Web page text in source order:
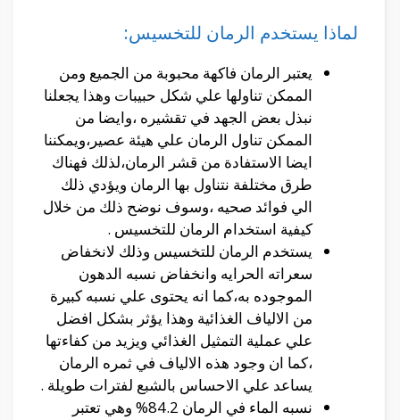
لماذا يستخدم الرمان للتخسيس:
يعتبر الرمان فاكهة محبوبة من الجميع ومن
الممكن تناولها علي شكل حبيبات وهذا يجعلنا
نبذل بعض الجهد في تقشيره ،وايضا من
الممكن تناول الرمان علي هيئة عصير،ويمكننا
ايضا الاستفادة من قشر الرمان،لذلك فهناك
طرق مختلفة نتناول بها الرمان ويؤدي ذلك
الي فوائد صحيه ،وسوف نوضح ذلك من خلال
كيفية استخدام الرمان للتخسيس .
يستخدم الرمان للتخسيس وذلك لانخفاض
سعراته الحرايه وانخفاض نسبه الدهون
الموجوده به،كما انه يحتوى علي نسبه كبيرة
من الالياف الغذائية وهذا يؤثر بشكل افضل
علي عملية التمثيل الغذائي ويزيد من كفاءتها
،كما ان وجود هذه الالياف في ثمره الرمان
يساعد علي الاحساس بالشبع لفترات طويلة .
نسبه الماء في الرمان 84.2% وهي تعتبر